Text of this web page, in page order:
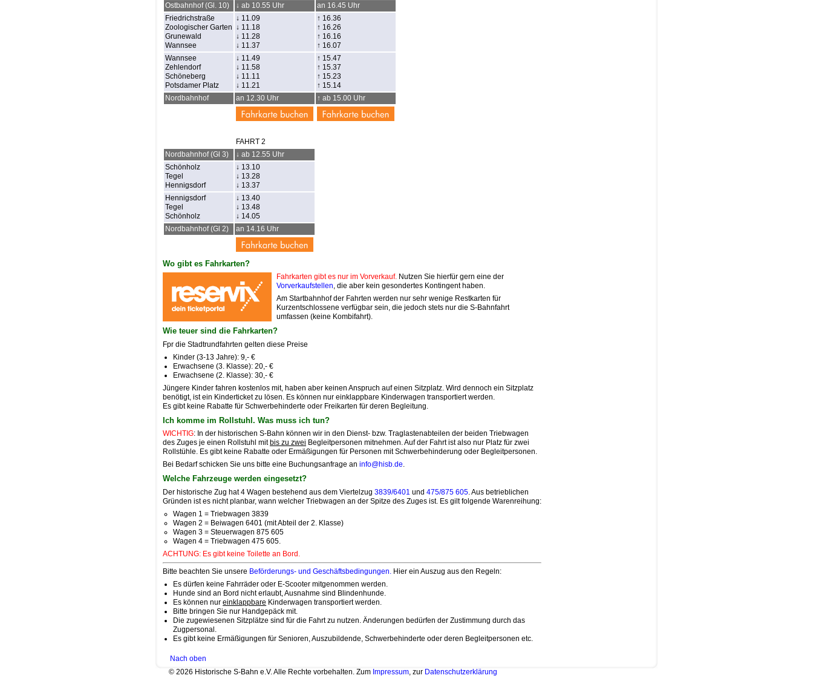
Ostbahnhof (Gl. 10)
↓ ab 10.55 Uhr
an 16.45 Uhr
Friedrichstraße
Zoologischer Garten
Grunewald
Wannsee
↓ 11.09
↓ 11.18
↓ 11.28
↓ 11.37
↑ 16.36
↑ 16.26
↑ 16.16
↑ 16.07
Wannsee
Zehlendorf
Schöneberg
Potsdamer Platz
↓ 11.49
↓ 11.58
↓ 11.11
↓ 11.21
↑ 15.47
↑ 15.37
↑ 15.23
↑ 15.14
Nordbahnhof
an 12.30 Uhr ↑ ab 15.00 Uhr
FAHRT 2
Nordbahnhof (Gl 3)
↓ ab 12.55 Uhr
Schönholz
Tegel
Hennigsdorf
↓ 13.10
↓ 13.28
↓ 13.37
Hennigsdorf
Tegel
Schönholz
↓ 13.40
↓ 13.48
↓ 14.05
Nordbahnhof(Gl 2) an 14.16 Uhr
Wo gibt es Fahrkarten?
Fahrkarten gibt es nur im Vorverkauf. Nutzen Sie hierfür gern eine der
Vorverkaufstellen, die aber kein gesondertes Kontingent haben.
Am Startbahnhof der Fahrten werden nur sehr wenige Restkarten für
Kurzentschlossene verfügbar sein, die jedoch stets nur die S-Bahnfahrt
umfassen (keine Kombifahrt).
Wie teuer sind die Fahrkarten?
Fpr die Stadtrundfahrten gelten diese Preise
Kinder (3-13 Jahre): 9,- €
Erwachsene (3. Klasse): 20,- €
Erwachsene (2. Klasse): 30,- €
Jüngere Kinder fahren kostenlos mit, haben aber keinen Anspruch auf einen Sitzplatz. Wird dennoch ein Sitzplatz
benötigt, ist ein Kinderticket zu lösen. Es können nur einklappbare Kinderwagen transportiert werden.
Es gibt keine Rabatte für Schwerbehinderte oder Freikarten für deren Begleitung.
Ich komme im Rollstuhl. Was muss ich tun?
WICHTIG: In der historischen S-Bahn können wir in den Dienst- bzw. Traglastenabteilen der beiden Triebwagen
des Zuges je einen Rollstuhl mit bis zu zwei Begleitpersonen mitnehmen. Auf der Fahrt ist also nur Platz für zwei
Rollstühle. Es gibt keine Rabatte oder Ermäßigungen für Personen mit Schwerbehinderung oder Begleitpersonen.
Bei Bedarf schicken Sie uns bitte eine Buchungsanfrage an info@hisb.de.
Welche Fahrzeuge werden eingesetzt?
Der historische Zug hat 4 Wagen bestehend aus dem Viertelzug 3839/6401 und 475/875 605 Aus betrieblichen
Gründen ist es nicht planbar, wann welcher Triebwagen an der Spitze des Zuges ist. Es gilt folgende Warenreihung:
Wagen 1 = Triebwagen 3839
Wagen 2 = Beiwagen 6401 (mit Abteil der 2. Klasse)
Wagen 3 = Steuerwagen 875 605
Wagen 4 = Triebwagen 475 605.
ACHTUNG: Es gibt keine Toilette an Bord.
Bitte beachten Sie unsere Beförderungs- und Geschäftsbedingungen. Hier ein Auszug aus den Regeln:
Es dürfen keine Fahrräder oder E-Scooter mitgenommen werden.
Hunde sind an Bord nicht erlaubt, Ausnahme sind Blindenhunde.
Es können nureinklappbare Kinderwagen transportiert werden.
Bitte bringen Sie nur Handgepäck mit.
Die zugewiesenen Sitzplätze sind für die Fahrt zu nutzen. Änderungen bedürfen der Zustimmung durch das
Zugpersonal.
Es gibt keine Ermäßigungen für Senioren, Auszubildende, Schwerbehinderte oder deren Begleitpersonen etc.
Nach oben
© 2026 Historische S-Bahn e.V. Alle Rechte vorbehalten. Zum Impressum, zur Datenschutzerklärung